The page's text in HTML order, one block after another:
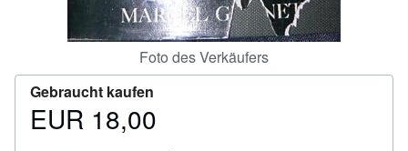
Foto des Verkäufers
Gebraucht kaufen
Preis
EUR 18,00